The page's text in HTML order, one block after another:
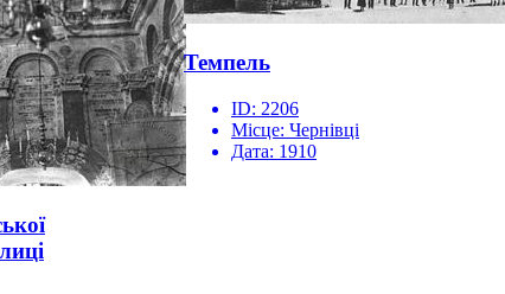
Темпель
ID: 2206
Місце: Чернівці
Дата: 1910